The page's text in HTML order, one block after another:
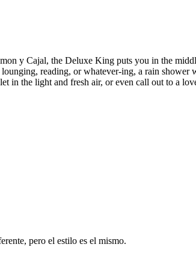
y Cajal, the Deluxe King puts you in the
reading, or whatever-ing, a rain
in the light and fresh air, or even call out to a
pero el estilo es el mismo.